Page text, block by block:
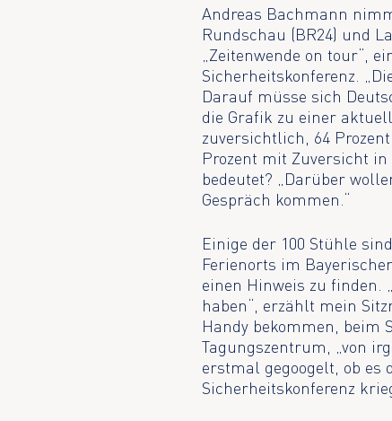
Andreas Bachmann
Rundschau (BR24) und
„Zeitenwende on tour“,
Sicherheitskonferenz.
Darauf müsse sich
die Grafik zu einer
zuversichtlich, 64
Prozent mit Zuversicht
bedeutet? „Darüber
Gespräch kommen.“
Einige der 100 Stühle
Ferienorts im
einen Hinweis zu finden.
haben“, erzählt mein
Handy bekommen, beim
Tagungszentrum, „von
erstmal gegoogelt, ob es
Sicherheitskonferenz